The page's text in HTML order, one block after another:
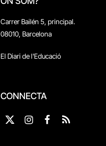
Carrer Bailén 5, principal.
08010, Barcelona
El Diari de l'Educació
CONNECTA
X
Instagram
Facebook
RSS